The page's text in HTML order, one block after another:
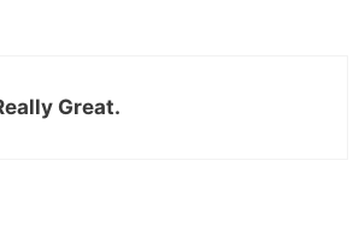
Great.